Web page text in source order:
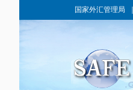
国家外汇管理局